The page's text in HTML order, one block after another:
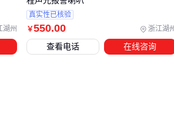
同材质直接影响防护效果。石墨接地线
，而铜包钢接地线在导电性和机械强度
需结合当地气候和土壤条件，而非简单
湖州 ￥550.00 浙江湖
真实性已核验
查看电话 在线咨询